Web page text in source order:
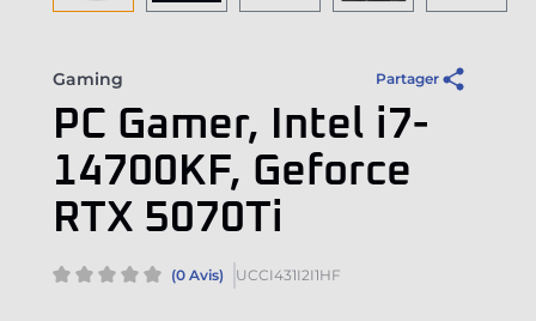
Gaming Partager
PC Gamer, Intel i7-
14700KF, Geforce
RTX 5070Ti
(0 Avis) UCCI431I2I1HF